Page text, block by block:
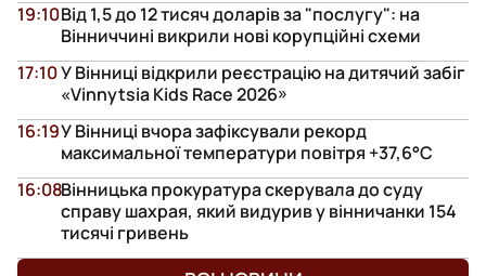
Від 1,5 до 12 тисяч доларів за "послугу": на
Вінниччині викрили нові корупційні схеми
19:10
У Вінниці відкрили реєстрацію на дитячий забіг
«Vinnytsia Kids Race 2026»
17:10
У Вінниці вчора зафіксували рекорд
максимальної температури повітря +37,6°С
16:19
Вінницька прокуратура скерувала до суду
справу шахрая, який видурив у вінничанки 154
тисячі гривень
16:08